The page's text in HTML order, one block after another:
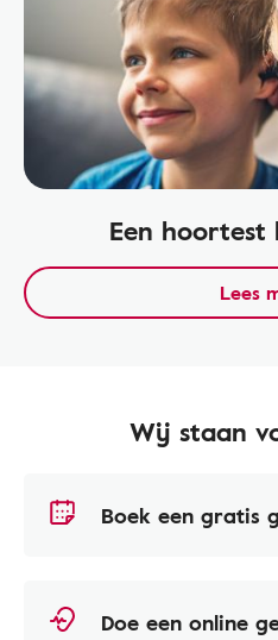
Een
Lees
Wij staan
Boek een gratis
Doe een online